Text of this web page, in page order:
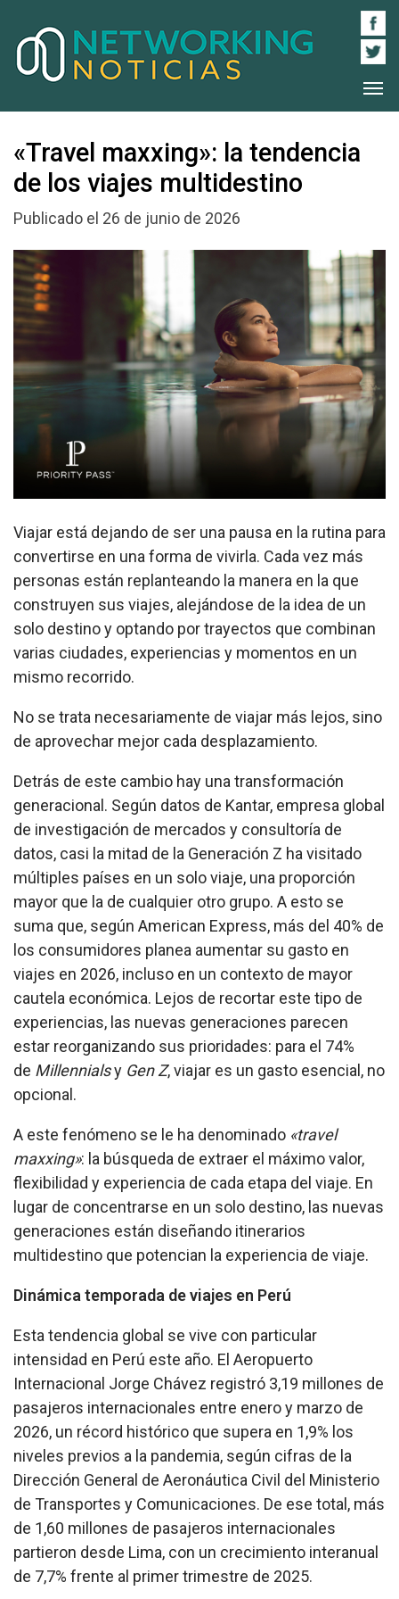
«Travel maxxing»: la tendencia
de los viajes multidestino
Publicado el 26 de junio de 2026
Viajar está dejando de ser una pausa en la rutina para
convertirse en una forma de vivirla. Cada vez más
personas están replanteando la manera en la que
construyen sus viajes, alejándose de la idea de un
solo destino y optando por trayectos que combinan
varias ciudades, experiencias y momentos en un
mismo recorrido.
No se trata necesariamente de viajar más lejos, sino
de aprovechar mejor cada desplazamiento.
Detrás de este cambio hay una transformación
generacional. Según datos de Kantar, empresa global
de investigación de mercados y consultoría de
datos, casi la mitad de la Generación Z ha visitado
múltiples países en un solo viaje, una proporción
mayor que la de cualquier otro grupo. A esto se
suma que, según American Express, más del 40% de
los consumidores planea aumentar su gasto en
viajes en 2026, incluso en un contexto de mayor
cautela económica. Lejos de recortar este tipo de
experiencias, las nuevas generaciones parecen
estar reorganizando sus prioridades: para el 74%
de Millennialsy Gen Z, viajar es un gasto esencial, no
opcional.
A este fenómeno se le ha denominado «travel
maxxing»: la búsqueda de extraer el máximo valor,
flexibilidad y experiencia de cada etapa del viaje. En
lugar de concentrarse en un solo destino, las nuevas
generaciones están diseñando itinerarios
multidestino que potencian la experiencia de viaje.
Dinámica temporada de viajes en Perú
Esta tendencia global se vive con particular
intensidad en Perú este año. El Aeropuerto
Internacional Jorge Chávez registró 3,19 millones de
pasajeros internacionales entre enero y marzo de
2026, un récord histórico que supera en 1,9% los
niveles previos a la pandemia, según cifras de la
Dirección General de Aeronáutica Civil del Ministerio
de Transportes y Comunicaciones. De ese total, más
de 1,60 millones de pasajeros internacionales
partieron desde Lima, con un crecimiento interanual
de 7,7% frente al primer trimestre de 2025.